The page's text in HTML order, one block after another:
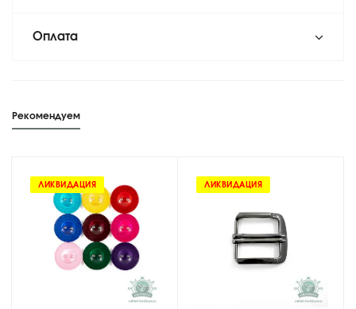
Оплата
Рекомендуем
ЛИКВИДАЦИЯ ЛИКВИДАЦИЯ